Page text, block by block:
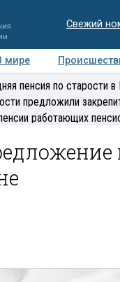
Свежий
мире
Медиацентр
пенсия по старости
предложили
работающих